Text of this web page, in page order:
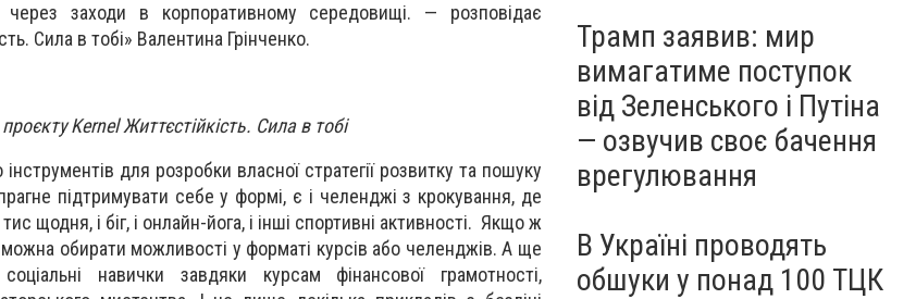
заходи в корпоративному середовищі. — розповідає
Сила в тобі» Валентина Грінченко.
Kernel Життєстійкість. Сила в тобі
для розробки власної стратегії розвитку та пошуку
підтримувати себе у формі, є і челенджі з крокування, де
щодня, і біг, і онлайн-йога, і інші спортивні активності. Якщо ж
обирати можливості у форматі курсів або челенджів. А ще
навички завдяки курсам фінансової грамотності,
Трамп заявив: мир
вимагатиме поступок
від Зеленського і Путіна
— озвучив своє бачення
врегулювання
В Україні проводять
обшуки у понад 100 ТЦК